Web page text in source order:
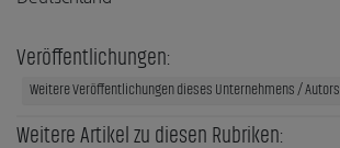
Veröffentlichungen:
Weitere Veröffentlichungen dieses Unternehmens / Autors
Weitere Artikel zu diesen Rubriken: